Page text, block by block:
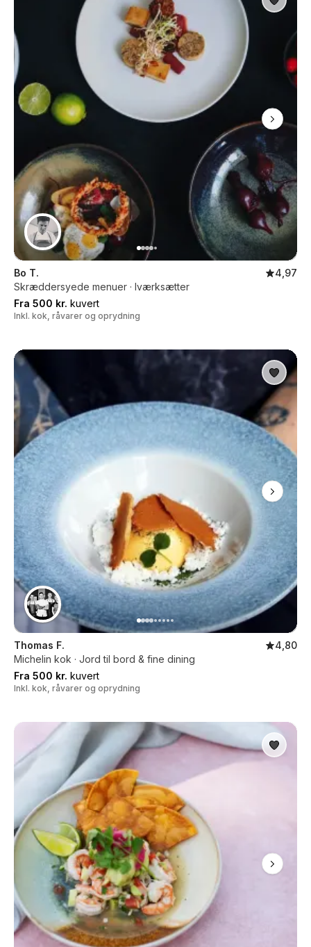
Bo T.
4,97
Skræddersyede menuer · Iværksætter
Fra 500 kr. kuvert
Inkl. kok, råvarer og oprydning
Thomas F.
4,80
Michelin kok · Jord til bord & fine dining
Fra 500 kr. kuvert
Inkl. kok, råvarer og oprydning